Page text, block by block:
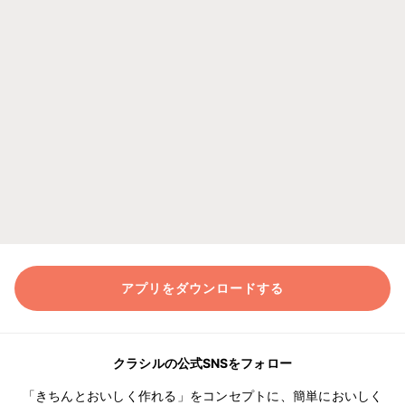
アプリをダウンロードする
クラシルの公式SNSをフォロー
「きちんとおいしく作れる」をコンセプトに、簡単においしく